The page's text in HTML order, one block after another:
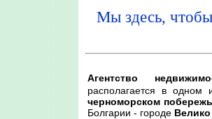
Mы здесь,
Агентство
располагается в
черноморском
Болгарии - городе